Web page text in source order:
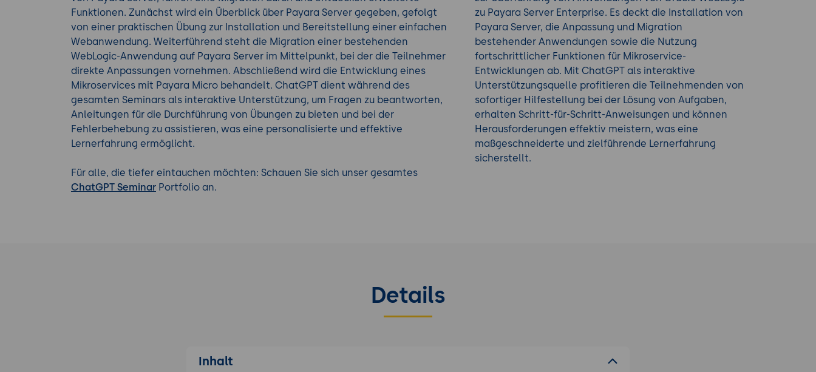
Funktionen. Zunächst wird ein Überblick über Payara Server gegeben, gefolgt
von einer praktischen Übung zur Installation und Bereitstellung einer einfachen
Webanwendung. Weiterführend steht die Migration einer bestehenden
WebLogic-Anwendung auf Payara Server im Mittelpunkt, bei der die Teilnehmer
direkte Anpassungen vornehmen. Abschließend wird die Entwicklung eines
Mikroservices mit Payara Micro behandelt. ChatGPT dient während des
gesamten Seminars als interaktive Unterstützung, um Fragen zu beantworten,
Anleitungen für die Durchführung von Übungen zu bieten und bei der
Fehlerbehebung zu assistieren, was eine personalisierte und effektive
Lernerfahrung ermöglicht.
Für alle, die tiefer eintauchen möchten: Schauen Sie sich unser gesamtes
ChatGPT Seminar Portfolio an.
zu Payara Server Enterprise. Es deckt die Installation von
Payara Server, die Anpassung und Migration
bestehender Anwendungen sowie die Nutzung
fortschrittlicher Funktionen für Mikroservice-
Entwicklungen ab. Mit ChatGPT als interaktive
Unterstützungsquelle profitieren die Teilnehmenden von
sofortiger Hilfestellung bei der Lösung von Aufgaben,
erhalten Schritt-für-Schritt-Anweisungen und können
Herausforderungen effektiv meistern, was eine
maßgeschneiderte und zielführende Lernerfahrung
sicherstellt.
Details
Inhalt